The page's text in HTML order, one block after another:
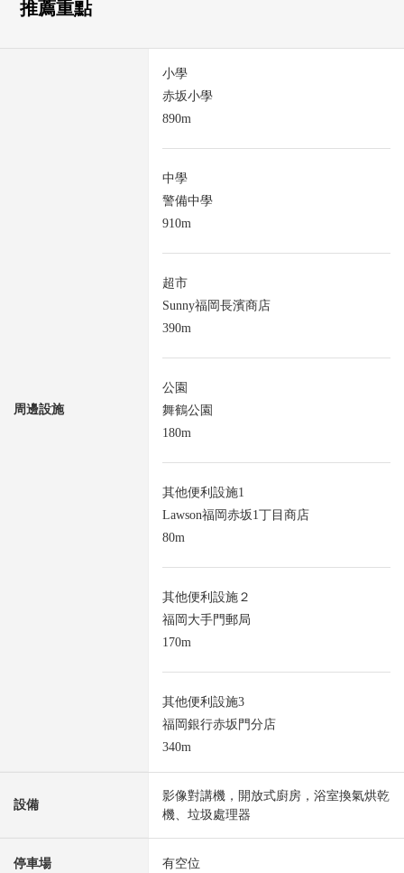
推薦重點
周邊設施
小學
赤坂小學
890m
中學
警備中學
910m
超市
Sunny福岡長濱商店
390m
公園
舞鶴公園
180m
其他便利設施1
Lawson福岡赤坂1丁目商店
80m
其他便利設施２
福岡大手門郵局
170m
其他便利設施3
福岡銀行赤坂門分店
340m
設備
影像對講機，開放式廚房，浴室換氣烘乾
機、垃圾處理器
停車場 有空位